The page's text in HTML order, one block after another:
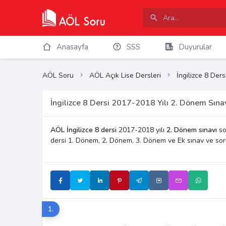
Anasayfa SSS Duyurular
AÖL Soru AÖL Açık Lise Dersleri İngilizce 8
İngilizce 8 Dersi 2017-2018 Yılı 2. Dönem
AÖL İngilizce 8 dersi 2017-2018 yılı 2. Dönem sınavı
dersi 1. Dönem, 2. Dönem, 3. Dönem ve Ek sınav ve
1.